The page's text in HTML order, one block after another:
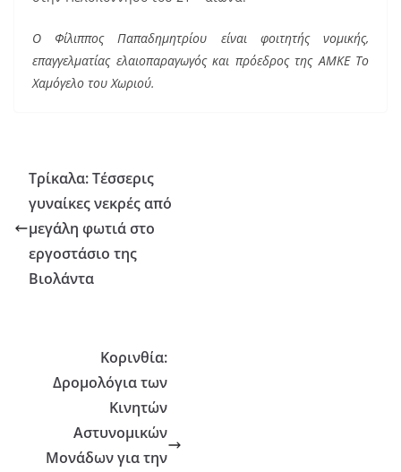
Ο Φίλιππος Παπαδημητρίου είναι φοιτητής νομικής,
επαγγελματίας ελαιοπαραγωγός και πρόεδρος της ΑΜΚΕ Το
Χαμόγελο του Χωριού.
Τρίκαλα: Τέσσερις
γυναίκες νεκρές από
μεγάλη φωτιά στο
εργοστάσιο της
Βιολάντα
Κορινθία:
Δρομολόγια των
Κινητών
Αστυνομικών
Μονάδων για την